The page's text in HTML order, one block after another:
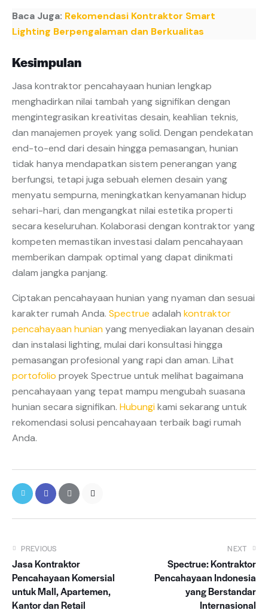
Baca Juga: Rekomendasi Kontraktor Smart
Lighting Berpengalaman dan Berkualitas
Kesimpulan
Jasa kontraktor pencahayaan hunian lengkap
menghadirkan nilai tambah yang signifikan dengan
mengintegrasikan kreativitas desain, keahlian teknis,
dan manajemen proyek yang solid. Dengan pendekatan
end-to-end dari desain hingga pemasangan, hunian
tidak hanya mendapatkan sistem penerangan yang
berfungsi, tetapi juga sebuah elemen desain yang
menyatu sempurna, meningkatkan kenyamanan hidup
sehari-hari, dan mengangkat nilai estetika properti
secara keseluruhan. Kolaborasi dengan kontraktor yang
kompeten memastikan investasi dalam pencahayaan
memberikan dampak optimal yang dapat dinikmati
dalam jangka panjang.
Ciptakan pencahayaan hunian yang nyaman dan sesuai
karakter rumah Anda. Spectrue adalah kontraktor
pencahayaan hunianyang menyediakan layanan desain
dan instalasi lighting, mulai dari konsultasi hingga
pemasangan profesional yang rapi dan aman. Lihat
portofolio proyek Spectrue untuk melihat bagaimana
pencahayaan yang tepat mampu mengubah suasana
hunian secara signifikan. Hubungikami sekarang untuk
rekomendasi solusi pencahayaan terbaik bagi rumah
Anda.
Navigasi
pos
PREVIOUS
Jasa Kontraktor
Pencahayaan Komersial
untuk Mall, Apartemen,
Kantor dan Retail
NEXT
Spectrue: Kontraktor
Pencahayaan Indonesia
yang Berstandar
Internasional